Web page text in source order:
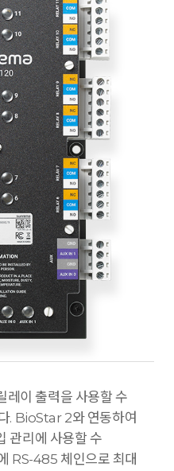
이 출력을 사용할 수
. BioStar 2와 연동하여
관리에 사용할 수
RS-485 체인으로 최대